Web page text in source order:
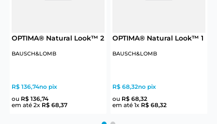
OPTIMA® Natural Look™ 2
BAUSCH&LOMB
R$ 136,74no pix
ou R$ 136,74
em até 2x R$ 68,37
OPTIMA® Natural Look™ 1
BAUSCH&LOMB
R$ 68,32no pix
ou R$ 68,32
em até 1x R$ 68,32